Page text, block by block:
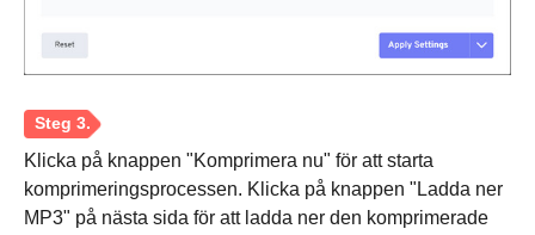
Klicka på knappen "Komprimera nu" för att starta
komprimeringsprocessen. Klicka på knappen "Ladda ner
MP3" på nästa sida för att ladda ner den komprimerade